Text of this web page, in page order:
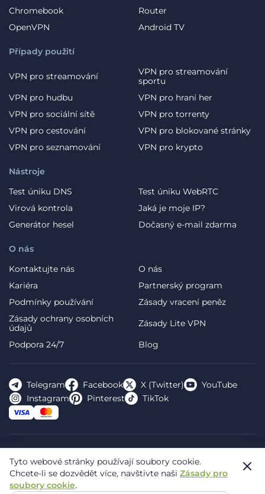
Chromebook
Router
OpenVPN
Android TV
Případy použití
VPN pro streamování
VPN pro streamování
sportu
VPN pro hudbu
VPN pro hraní her
VPN pro sociální sítě
VPN pro torrenty
VPN pro cestování
VPN pro blokované stránky
VPN pro seznamování
VPN pro krypto
O nás
Kontaktujte nás
O nás
Kariéra
Partnerský program
Podmínky používání
Zásady vracení peněz
Zásady ochrany osobních
údajů
Zásady Lite VPN
Podpora 24/7
Blog
Nástroje
Test úniku DNS
Test úniku WebRTC
Virová kontrola
Jaká je moje IP?
Generátor hesel
Dočasný e-mail zdarma
Telegram Facebook X (Twitter)
YouTube
Instagram
Pinterest TikTok
Campus, Sectorul 2, Bulevardul Dimitrie Pompeiu 5-7,
Bucharest, Romania, 020335. Reg.N, 44667783
© 2026 Planet VPN. All rights reserved.
Tyto webové stránky používají soubory cookie.
Chcete-li se dozvědět více, navštivte naši Zásady pro
soubory cookie.